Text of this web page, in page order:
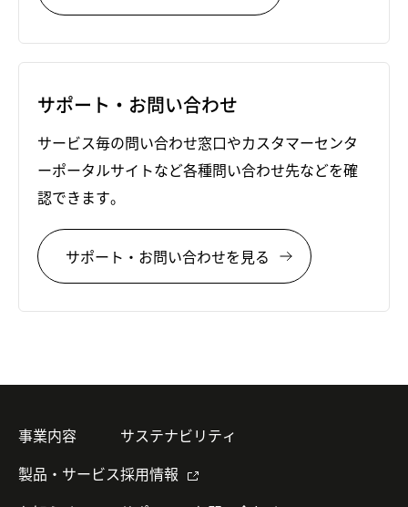
サポート・お問い合わせ
サービス毎の問い合わせ窓口やカスタマーセンタ
ーポータルサイトなど各種問い合わせ先などを確
認できます。
サポート・お問い合わせを見る
事業内容
製品・サービス
サステナビリティ
採用情報